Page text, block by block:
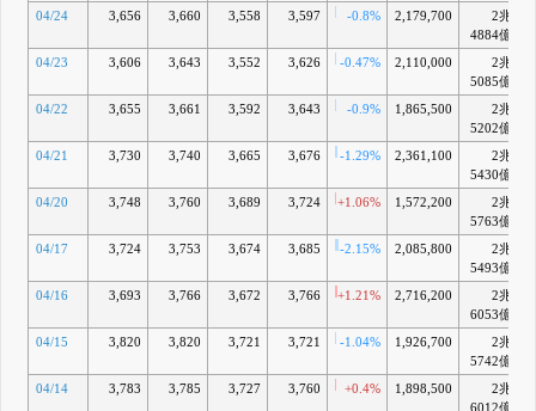
04/24 3,656 3,660 3,558 3,597 -0.8% 2,179,700
2兆
4884億
04/23 3,606 3,643 3,552 3,626 -0.47% 2,110,000
2兆
5085億
04/22 3,655 3,661 3,592 3,643 -0.9% 1,865,500
2兆
5202億
04/21 3,730 3,740 3,665 3,676 -1.29% 2,361,100
2兆
5430億
04/20 3,748 3,760 3,689 3,724 +1.06% 1,572,200
2兆
5763億
04/17
3,724 3,753 3,674 3,685 -2.15% 2,085,800
2兆
5493億
04/16 3,693 3,766 3,672 3,766 +1.21% 2,716,200
2兆
6053億
04/15 3,820 3,820 3,721 3,721 -1.04% 1,926,700
2兆
5742億
04/14 3,783 3,785 3,727 3,760 +0.4% 1,898,500
2兆
6012億